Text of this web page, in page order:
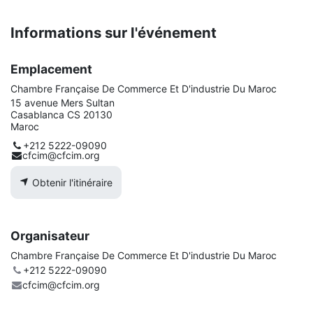
Informations sur l'événement
Emplacement
Chambre Française De Commerce Et D'industrie Du Maroc
15 avenue Mers Sultan
Casablanca CS 20130
Maroc
+212 5222-09090
cfcim@cfcim.org
Obtenir l'itinéraire
Organisateur
Chambre Française De Commerce Et D'industrie Du Maroc
+212 5222-09090
cfcim@cfcim.org